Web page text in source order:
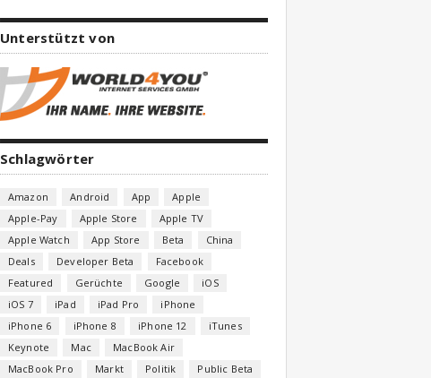
Unterstützt von
Schlagwörter
Amazon Android App
Apple
Apple-Pay
Apple Store
Apple TV
Apple Watch
App Store Beta
China
Deals
Developer Beta
Facebook
Featured
Gerüchte Google
iOS
iOS 7
iPad iPad Pro
iPhone
iPhone 6
iPhone 8 iPhone 12
iTunes
Keynote
Mac
MacBook Air
MacBook Pro
Markt Politik
Public Beta